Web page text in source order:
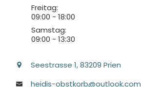
Freitag:
09:00 - 18:00
Samstag:
09:00 - 13:30
Seestrasse 1, 83209 Prien
heidis-obstkorb@outlook.com